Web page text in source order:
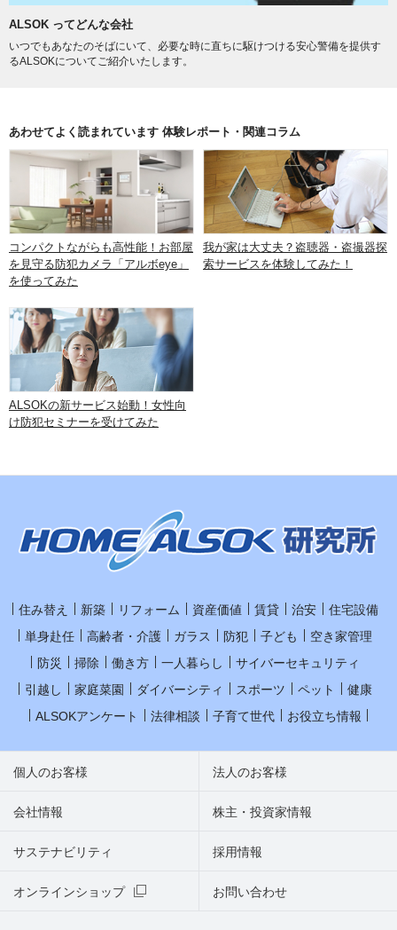
ALSOK ってどんな会社
いつでもあなたのそばにいて、必要な時に直ちに駆けつける安心警備を提供す
るALSOKについてご紹介いたします。
あわせてよく読まれています 体験レポート・関連コラム
コンパクトながらも高性能！お部屋
を見守る防犯カメラ「アルボeye」
を使ってみた
我が家は大丈夫？盗聴器・盗撮器探
索サービスを体験してみた！
ALSOKの新サービス始動！女性向
け防犯セミナーを受けてみた
住み替え 新築 リフォーム 資産価値 賃貸 治安
住宅設備
単身赴任
高齢者・介護 ガラス 防犯 子ども
空き家管理
防災
掃除 働き方 一人暮らし
サイバーセキュリティ
引越し
家庭菜園 ダイバーシティ スポーツ ペット
健康
ALSOKアンケート
法律相談 子育て世代 お役立ち情報
個人のお客様 法人のお客様
会社情報 株主・投資家情報
サステナビリティ
オンラインショップ お問い合わせ
採用情報